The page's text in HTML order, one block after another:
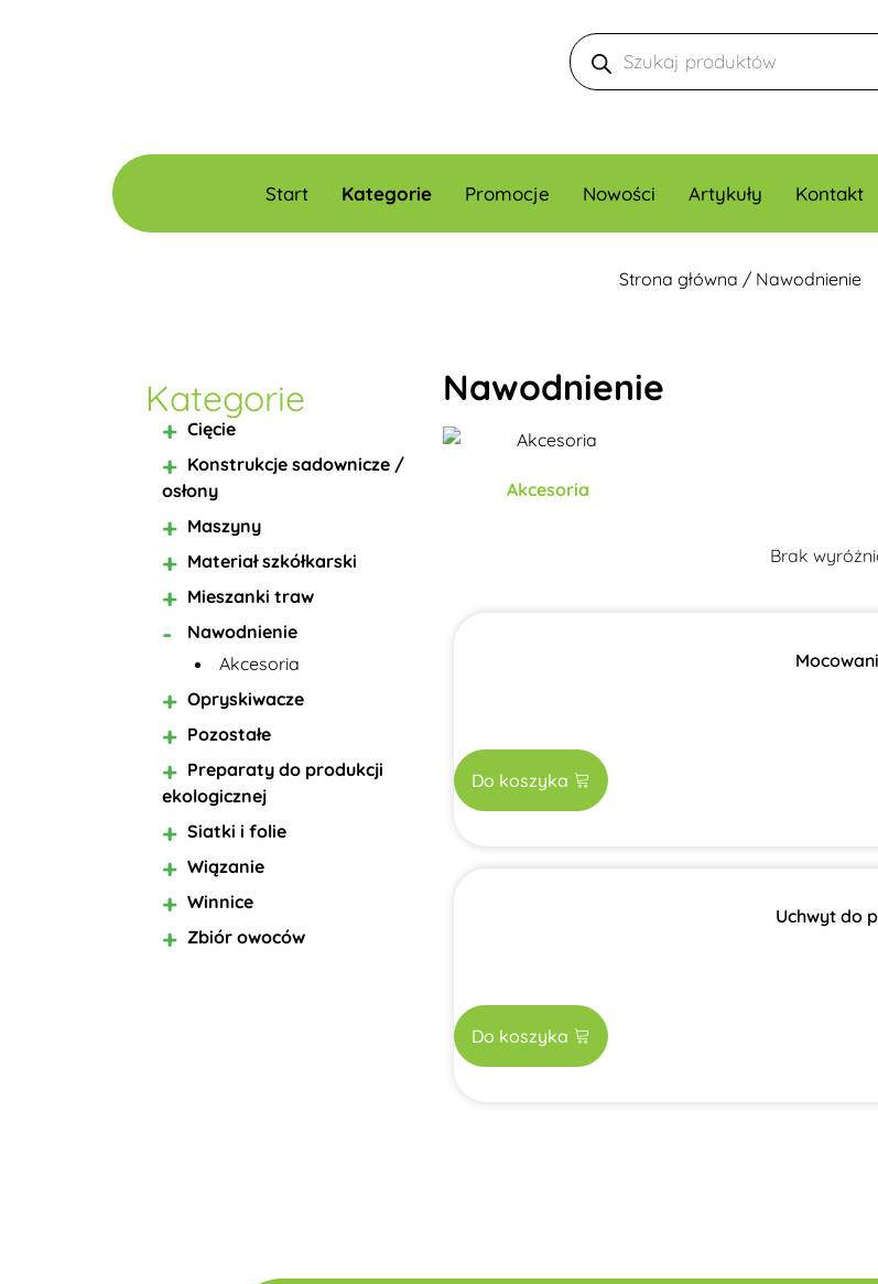
Start Kategorie Promocje Nowości Artykuły Kontakt
Strona główna / Nawodnienie
Kategorie
Cięcie
Konstrukcje sadownicze /
osłony
Maszyny
Materiał szkółkarski
Mieszanki traw
Nawodnienie
Akcesoria
Opryskiwacze
Pozostałe
Preparaty do produkcji
ekologicznej
Siatki i folie
Wiązanie
Winnice
Zbiór owoców
Nawodnienie
Akcesoria
Brak
Do koszyka
Uchwyt do
Do koszyka